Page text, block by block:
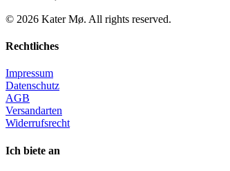
© 2026 Kater Mø. All rights reserved.
Rechtliches
Impressum
Datenschutz
AGB
Versandarten
Widerrufsrecht
Ich biete an